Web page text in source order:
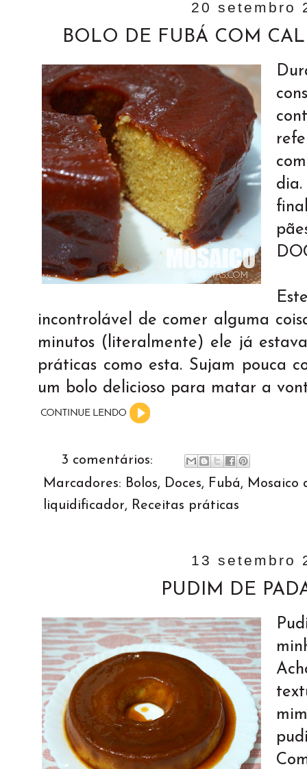
20 setembro
BOLO DE FUBÁ COM
incontrolável de comer alguma
minutos (literalmente) ele já
práticas como esta. Sujam pouca
um bolo delicioso para matar a
3 comentários:
Marcadores: Bolos, Doces, Fubá, Mosaico
liquidificador, Receitas práticas
13 setembro
PUDIM DE